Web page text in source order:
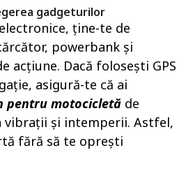
gadgeturilor
ține-te de
powerbank și
acțiune. Dacă folosești GPS
asigură-te că ai
pentru motocicletă de
vibrații și intemperii. Astfel,
fără să te oprești